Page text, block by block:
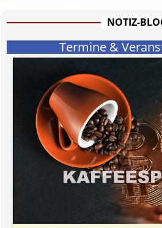
NOTIZ-
Termine &